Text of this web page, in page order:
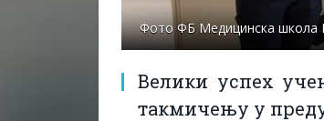
Фото ФБ Медицинска школа
Велики успех
такмичењу у